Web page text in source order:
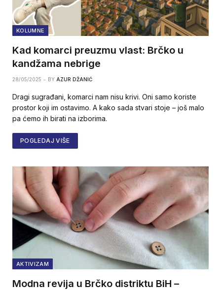
KOLUMNE
Kad komarci preuzmu vlast: Brčko u
kandžama nebrige
28/05/2025 BY AZUR DŽANIĆ
Dragi sugrađani, komarci nam nisu krivi. Oni samo koriste
prostor koji im ostavimo. A kako sada stvari stoje – još malo
pa ćemo ih birati na izborima.
POGLEDAJ VIŠE
AKTIVIZAM
Modna revija u Brčko distriktu BiH –